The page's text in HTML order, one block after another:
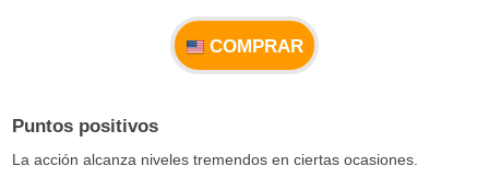
COMPRAR
Puntos positivos
La acción alcanza niveles tremendos en ciertas ocasiones.